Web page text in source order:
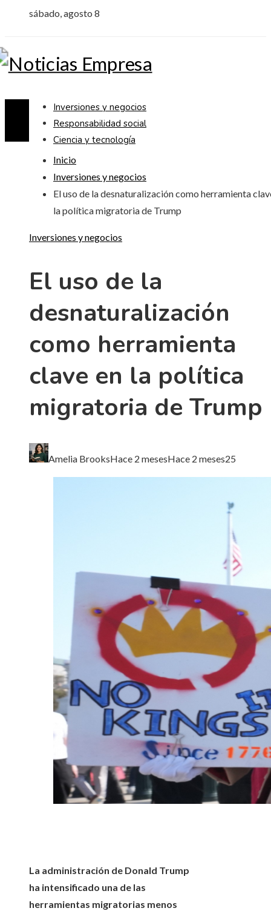
sábado, agosto 8
Inversiones y negocios
Responsabilidad social
Ciencia y tecnología
Inicio
Inversiones y negocios
El uso de la desnaturalización como herramienta
la política migratoria de Trump
Inversiones y negocios
El uso de la
desnaturalización
como herramienta
clave en la política
migratoria de Trump
Amelia BrooksHace 2 mesesHace 2 meses25
La administración de Donald Trump
ha intensificado una de las
herramientas migratorias menos